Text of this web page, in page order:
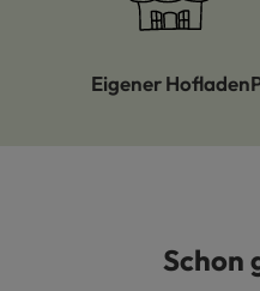
Eigener Hofladen
Produktgalerie Schon